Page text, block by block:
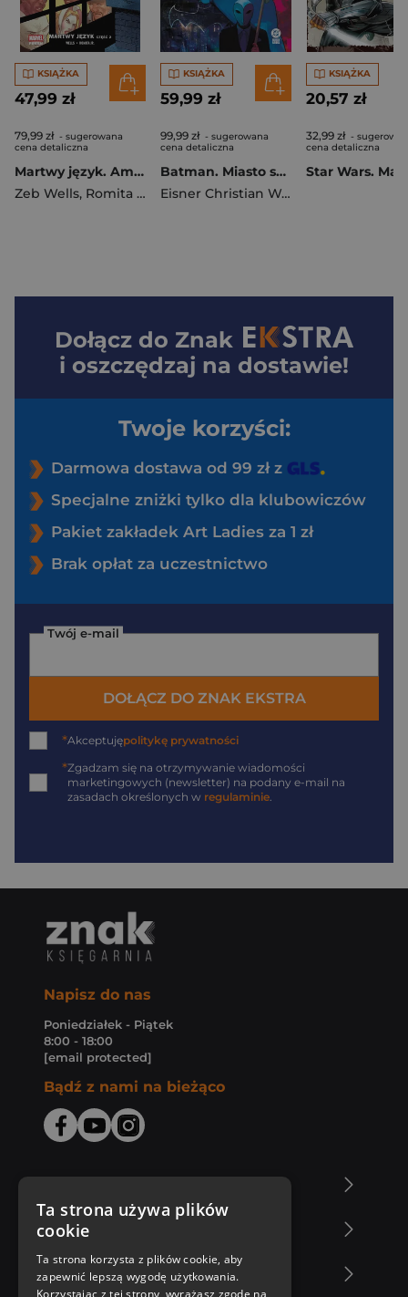
KSIĄŻKA
47,99 zł
79,99 zł - sugerowana
cena detaliczna
Martwy język. Amazing Spider-Man. Tom 6. Część 2
Zeb Wells, Romita John Jr.
KSIĄŻKA
59,99 zł
99,99 zł - sugerowana
cena detaliczna
Batman. Miasto szaleństwa
Eisner Christian Ward
KSIĄŻKA
20,57 zł
32,99 zł -
cena detaliczna
Dołącz do Znak
i oszczędzaj na dostawie!
Twoje korzyści:
Darmowa dostawa od 99 zł z
Specjalne zniżki tylko dla klubowiczów
Pakiet zakładek Art Ladies za 1 zł
Brak opłat za uczestnictwo
Twój e-mail
DOŁĄCZ DO ZNAK EKSTRA
*Akceptujępolitykę prywatności
*Zgadzam się na otrzymywanie wiadomości
marketingowych (newsletter) na podany e-mail na
zasadach określonych w regulaminie
Napisz do nas
Poniedziałek - Piątek
8:00 - 18:00
[email protected]
Bądź z nami na bieżąco
Zakupy u nas
Nasza oferta
Ta strona używa plików
cookie
Ta strona korzysta z plików cookie, aby
zapewnić lepszą wygodę użytkowania.
Korzystając z tej strony, wyrażasz zgodę na